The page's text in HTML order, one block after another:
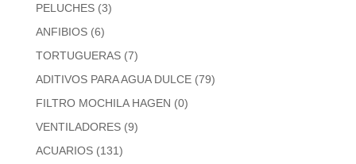
PELUCHES (3)
ANFIBIOS (6)
TORTUGUERAS (7)
ADITIVOS PARA AGUA DULCE (79)
FILTRO MOCHILA HAGEN (0)
VENTILADORES (9)
ACUARIOS (131)